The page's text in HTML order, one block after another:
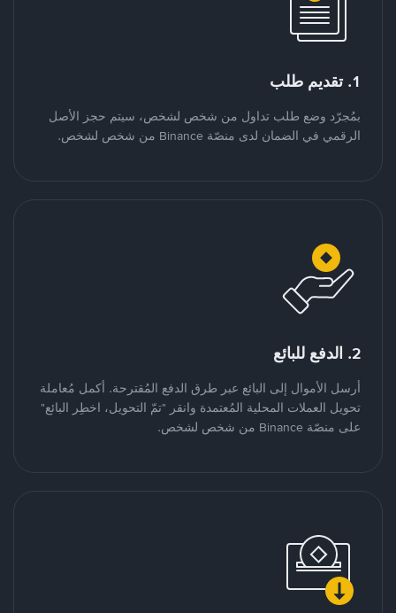
1. تقديم طلب
بمُجرّد وضع طلب تداول من شخص لشخص، سيتم حجز الأصل
الرقمي في الضمان لدى منصّة Binance من شخص لشخص.
2. الدفع للبائع
أرسل الأموال إلى البائع عبر طرق الدفع المُقترحة. أكمل مُعاملة
تحويل العملات المحلية المُعتمدة وانقر "تمّ التحويل، اخطِر البائع"
على منصّة Binance من شخص لشخص.